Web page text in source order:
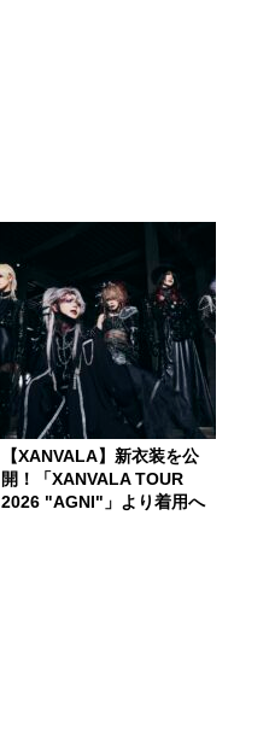
【XANVALA】新衣装を公
開！「XANVALA TOUR
2026 "AGNI"」より着用へ